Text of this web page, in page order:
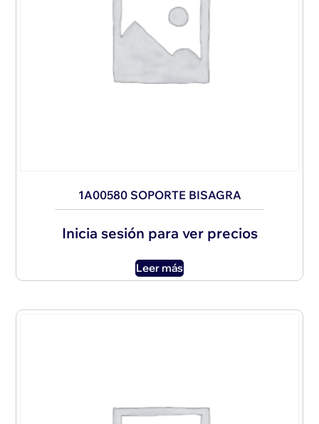
1A00580 SOPORTE BISAGRA
Inicia sesión para ver precios
Leer más